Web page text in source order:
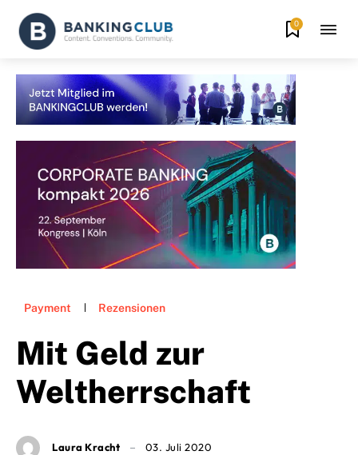
0
Payment Rezensionen
Mit Geld zur
Weltherrschaft
Laura Kracht 03. Juli 2020